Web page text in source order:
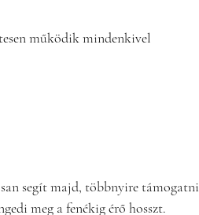
működik mindenkivel
segít majd, többnyire támogatni
meg a fenékig érő hosszt.